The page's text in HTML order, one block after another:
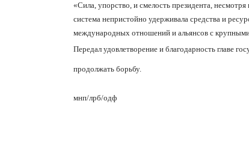
«Сила, упорство, и смелость президента,
система непристойно удерживала средства и
международных отношений и альянсов с
Передал удовлетворение и благодарность главе
продолжать борьбу.
мнп/лрб/одф